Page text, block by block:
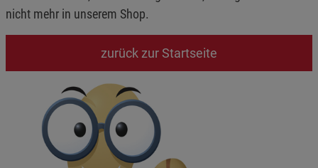
nicht mehr in unserem Shop.
zurück zur Startseite